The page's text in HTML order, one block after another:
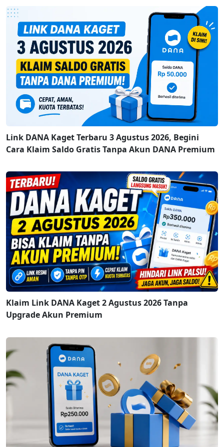
Link DANA Kaget Terbaru 3 Agustus 2026, Begini
Cara Klaim Saldo Gratis Tanpa Akun DANA Premium
Klaim Link DANA Kaget 2 Agustus 2026 Tanpa
Upgrade Akun Premium